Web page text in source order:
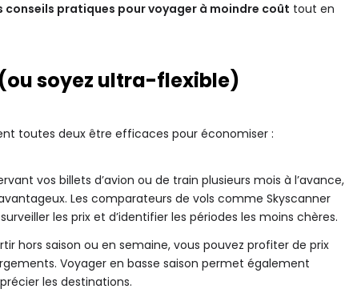
conseils pratiques pour voyager à moindre coût tout en
soyez ultra-flexible)
toutes deux être efficaces pour économiser :
vos billets d’avion ou de train plusieurs mois à l’avance,
Les comparateurs de vols comme Skyscanner
les prix et d’identifier les périodes les moins chères.
hors saison ou en semaine, vous pouvez profiter de prix
Voyager en basse saison permet également
les destinations.